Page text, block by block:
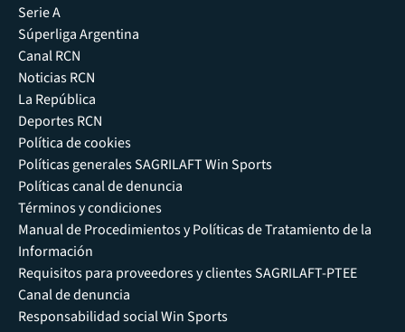
Serie A
Súperliga Argentina
Canal RCN
Noticias RCN
La República
Deportes RCN
Política de cookies
Políticas generales SAGRILAFT Win Sports
Políticas canal de denuncia
Términos y condiciones
Manual de Procedimientos y Políticas de Tratamiento de la
Información
Requisitos para proveedores y clientes SAGRILAFT-PTEE
Canal de denuncia
Responsabilidad social Win Sports